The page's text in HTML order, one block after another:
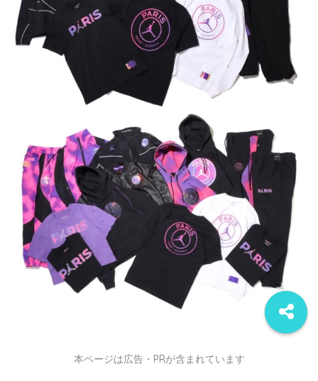
本ページは広告・PRが含まれています